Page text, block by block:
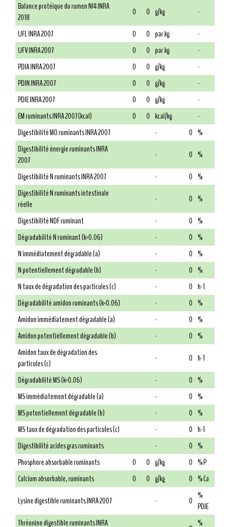
Balance protéique du rumen NI4 INRA
2018
0 0 g/kg
-
UFL INRA 2007
0 0 par kg
-
UFV INRA 2007
0 0 par kg
-
PDIA INRA 2007
0 0 g/kg
-
PDIN INRA 2007
0 0 g/kg
-
PDIE INRA 2007
0 0 g/kg
-
EM ruminants INRA 2007 (kcal)
0 0 kcal/kg
-
Digestibilité MO ruminants INRA 2007
- 0 %
Digestibilité énergie ruminants INRA
2007
- 0 %
Digestibilité N ruminants INRA 2007
- 0 %
Digestibilité N ruminants intestinale
réelle
- 0 %
Digestibilité NDF ruminant
- 0 %
Dégradabilité N ruminant (k=0.06)
- 0 %
N immédiatement dégradable (a)
- 0 %
N potentiellement dégradable (b)
- 0 %
N taux de dégradation des particules (c)
- 0 h-1
Dégradabilité amidon ruminants (k=0.06)
- 0 %
Amidon immédiatement dégradable (a)
- 0 %
Amidon potentiellement dégradable (b)
- 0 %
Amidon taux de dégradation des
particules (c)
- 0 h-1
Dégradabilité MS (k=0.06)
- 0 %
MS immédiatement dégradable (a)
- 0 %
MS potentiellement dégradable (b)
- 0 %
MS taux de dégradation des particules (c)
- 0 h-1
Digestibilité acides gras ruminants
- 0 %
Phosphore absorbable ruminants
0 0 g/kg 0 % P
Calcium absorbable, ruminants
0 0 g/kg 0 % Ca
Lysine digestible ruminants INRA 2007
- 0 %
PDIE
Thréonine digestible ruminants INRA
%